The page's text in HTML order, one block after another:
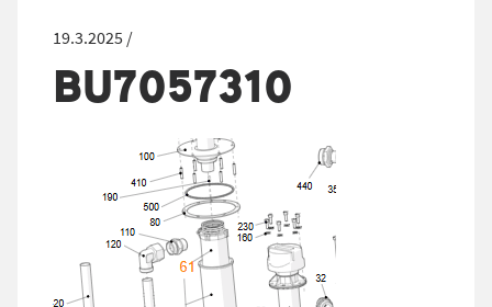
19.3.2025 /
BU7057310